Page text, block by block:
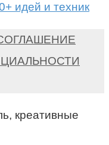
идей и техник
креативные